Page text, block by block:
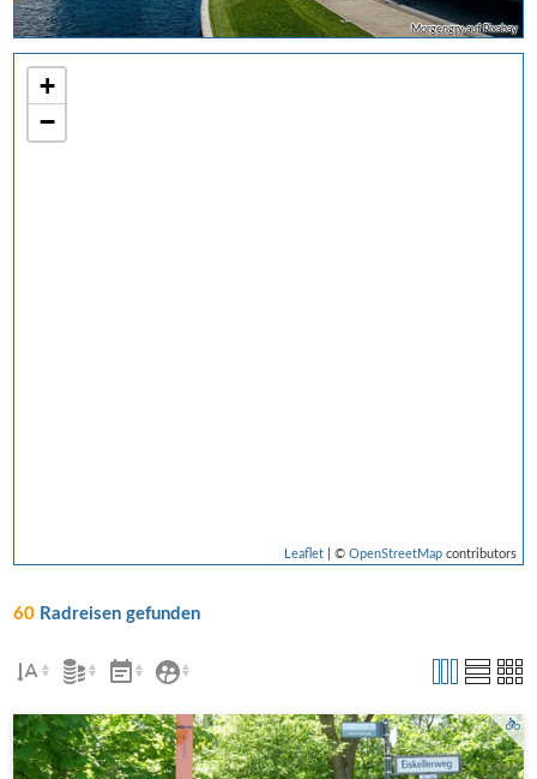
Morgengry auf Pixabay
+
−
Leaflet| © OpenStreetMapcontributors
60 Radreisen gefunden